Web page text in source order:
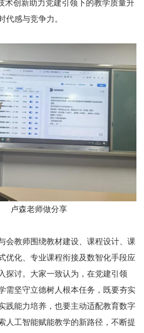
术创新助力党建引领下的教学质量升
代感与竞争力。
卢森老师做分享
会教师围绕教材建设、课程设计、课
优化、专业课程衔接及数智化手段应
探讨。大家一致认为，在党建引领
需坚守立德树人根本任务，既要夯实
践能力培养，也要主动适配教育数字
人工智能赋能教学的新路径，不断提